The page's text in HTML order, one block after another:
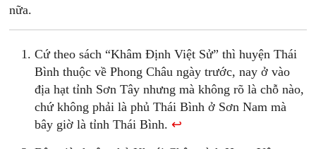
nữa.
Cứ theo sách “Khâm Định Việt Sử” thì huyện Thái
Bình thuộc về Phong Châu ngày trước, nay ở vào
địa hạt tỉnh Sơn Tây nhưng mà không rõ là chỗ nào,
chứ không phải là phủ Thái Bình ở Sơn Nam mà
bây giờ là tỉnh Thái Bình.↩